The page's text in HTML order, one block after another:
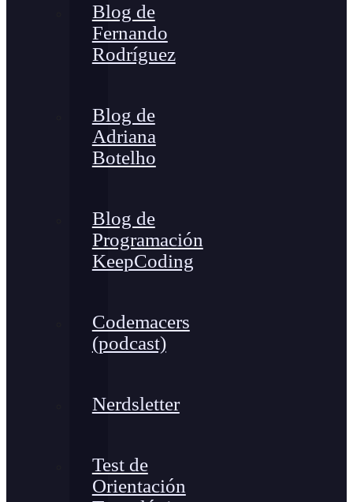
Blog de
Fernando
Rodríguez
Blog de
Adriana
Botelho
Blog de
Programación
KeepCoding
Codemacers
(podcast)
Nerdsletter
Test de
Orientación